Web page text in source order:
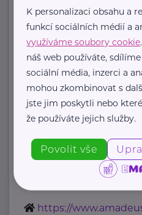
+420 777 044 199
AMADEUS Design
Bítovská 7 Praha 4
AMADEUS Design s.r.o. je
se věnuje
designu,
https://
K personalizaci obsahu a
funkcí sociálních médií a
využíváme soubory cookie
náš web používáte,
sociální média, inzerci a
mohou zkombinovat s
jste jim poskytli nebo
že používáte jejich služby.
Povolit vše